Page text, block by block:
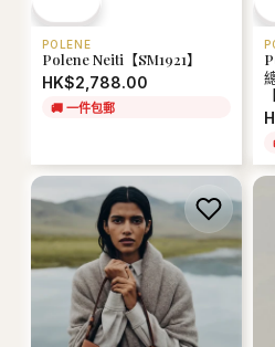
POLENE
Polene Neiti【SM1921】
HK$2,788.00
🚚 一件包郵